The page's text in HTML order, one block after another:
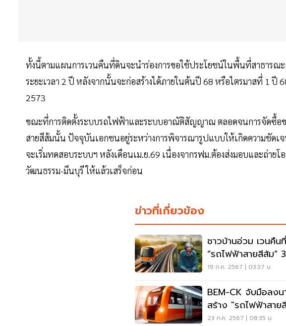
ทั้งนี้ตามแผนการเวนคืนที่ดินจะนำร่องการขอใช้ประโยชน์ในพื้นที่สาธารณ
ระยะเวลา 2 ปี หลังจากนั้นจะก่อสร้างได้ภายในต้นปี 68 หรือไตรมาสที่ 1 ปี
2573
ขณะที่การติดตั้งระบบรถไฟฟ้าและระบบอาณัติสัญญาณ ตลอดจนการจัดซื้อ
สายสีส้มนั้น ปัจจุบันเอกชนอยู่ระหว่างการพิจารณารูปแบบให้เกิดความชัด
จะเริ่มทดสอบระบบฯ หลังเดือนเม.ย.69 เนื่องจากรฟม.ต้องส่งมอบและถ่าย
วัฒนธรรม-มีนบุรี ให้แล้วเสร็จก่อน
ข่าวที่เกี่ยวข้อง
ชาวบ้านอ่วม เวนคืน
“รถไฟฟ้าสายสีส้ม”
19 ก.ค. 2567 | 03:37 น.
BEM-CK จับมือลง
สร้าง "รถไฟฟ้าสาย
ล้าน
23 ก.ค. 2567 | 08:35 น.